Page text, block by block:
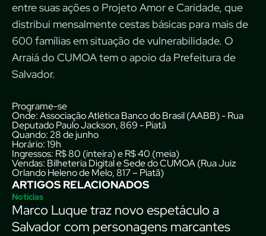
entre suas ações o Projeto Amor e Caridade, que
distribui mensalmente cestas básicas para mais de
600 famílias em situação de vulnerabilidade. O
Arraiá do CUMOA tem o apoio da Prefeitura de
Salvador.
Programe-se
Onde: Associação Atlética Banco do Brasil (AABB) - Rua
Deputado Paulo Jackson, 869 - Piatã
Quando: 28 de junho
Horário: 19h
Ingressos: R$ 80 (inteira) e R$ 40 (meia)
Vendas: Bilheteria Digitale Sede do CUMOA (Rua Juiz
Orlando Heleno de Melo, 817 – Piatã)
ARTIGOS RELACIONADOS
Notícias
Marco Luque traz novo espetáculo a
Salvador com personagens marcantes